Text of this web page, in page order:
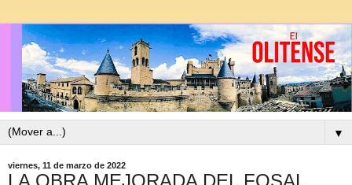
▼
viernes, 11 de marzo de 2022